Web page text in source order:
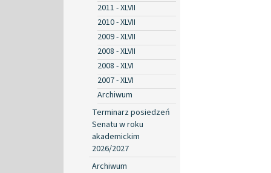
2011 - XLVII
2010 - XLVII
2009 - XLVII
2008 - XLVII
2008 - XLVI
2007 - XLVI
Archiwum
Terminarz posiedzeń
Senatu w roku
akademickim
2026/2027
Archiwum